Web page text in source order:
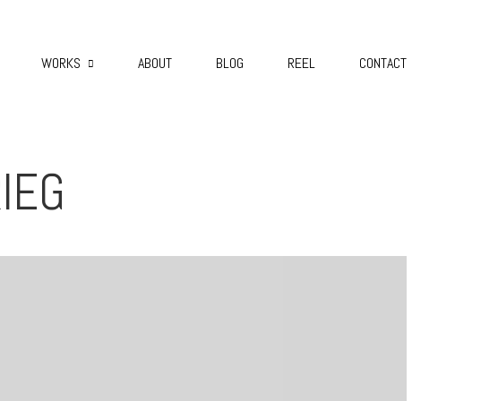
WORKS ABOUT BLOG REEL CONTACT